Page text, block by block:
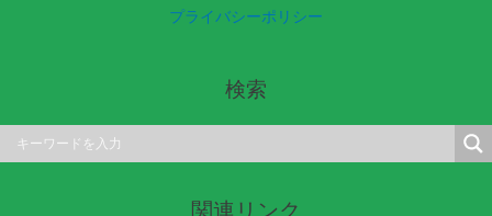
プライバシーポリシー
検索
関連リンク